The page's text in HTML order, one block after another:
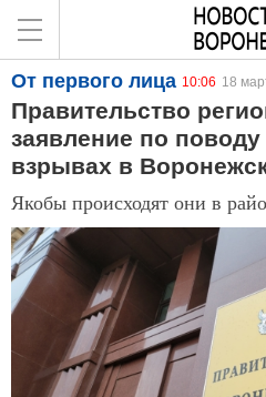
От первого лица 10:06 18
Правительство
заявление по
взрывах в
Якобы происходят они в